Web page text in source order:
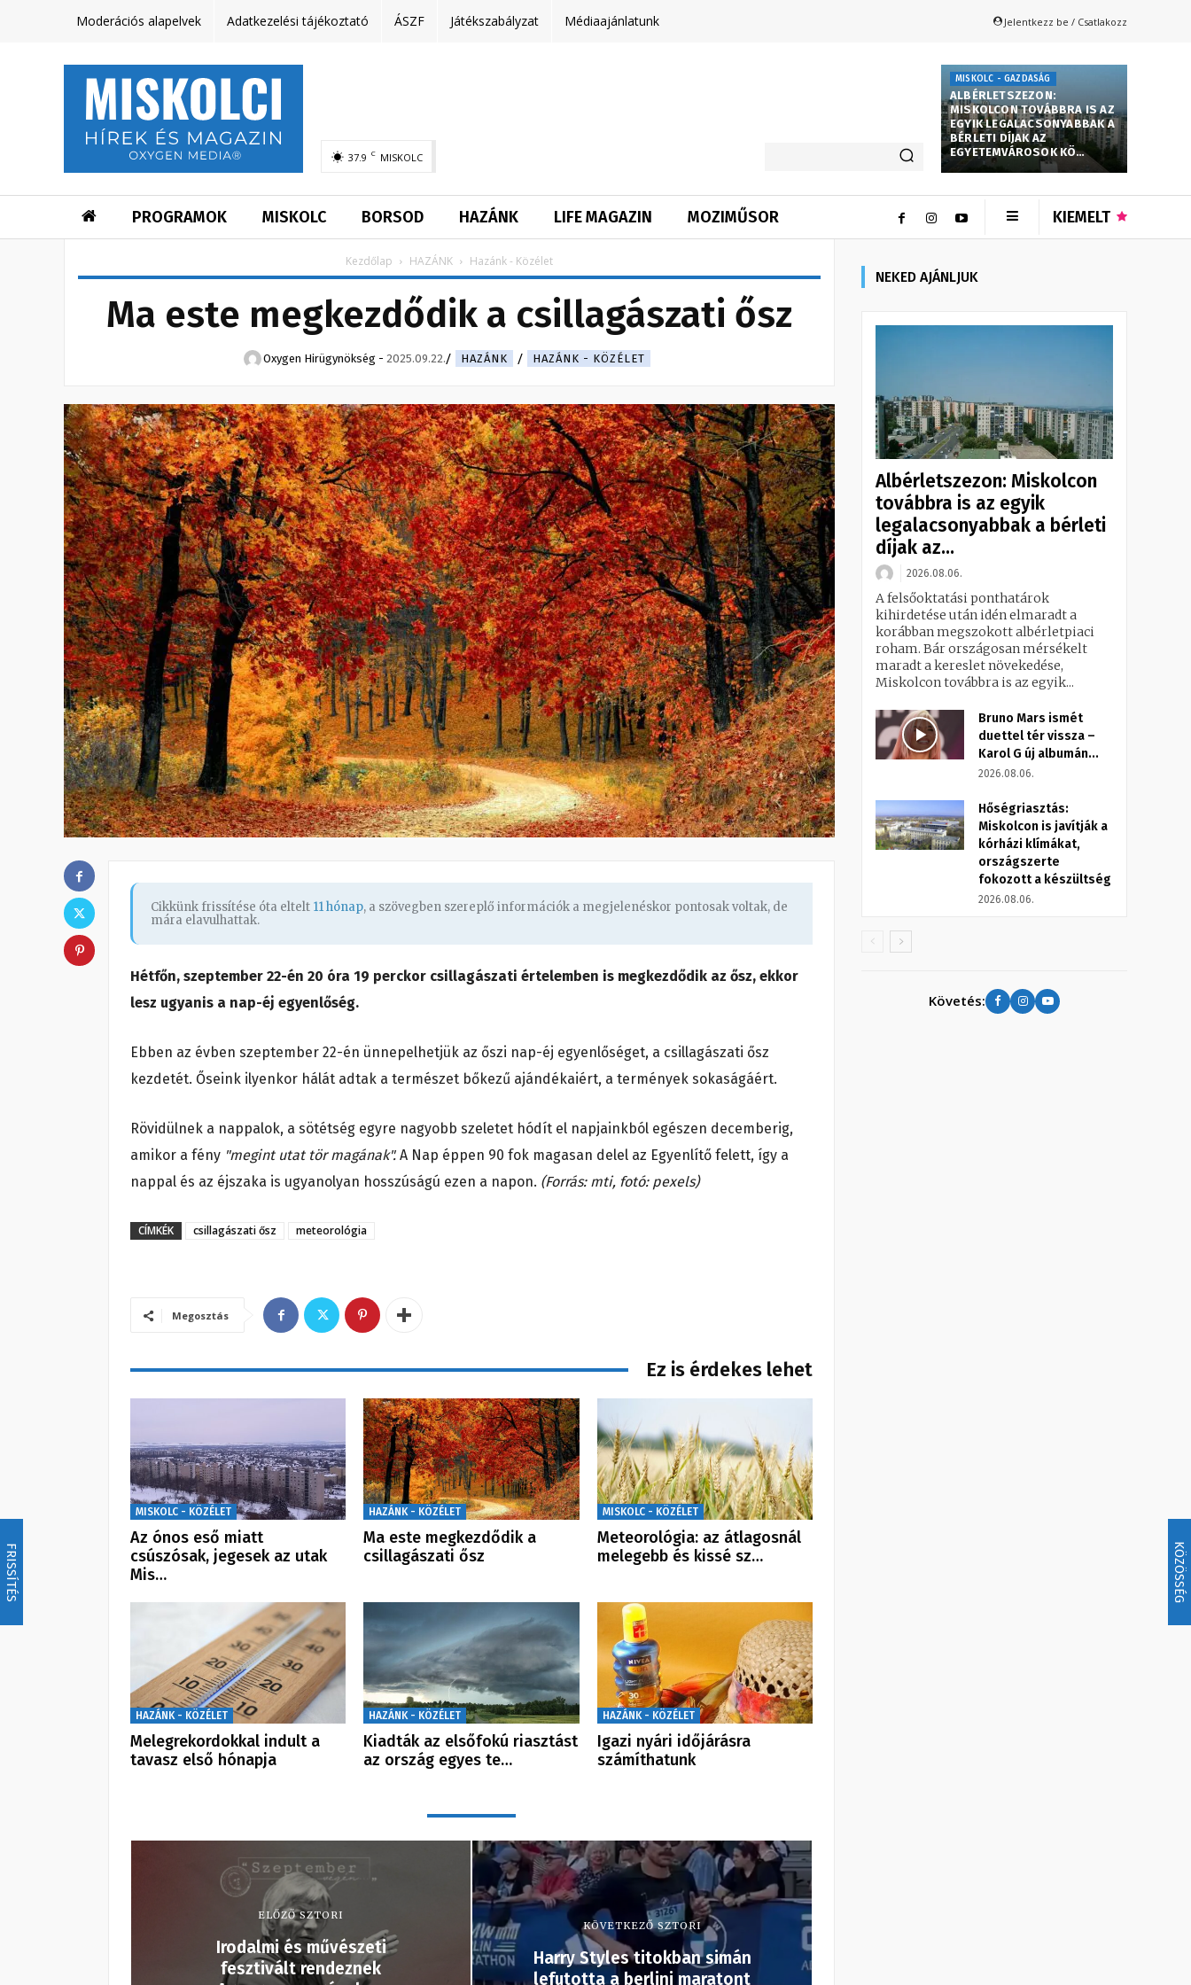
FRISSÍTÉS KÖZÖSSÉG
Moderációs alapelvek Adatkezelési tájékoztató ÁSZF Játékszabályzat Médiaajánlatunk Jelentkezz be / Csatlakozz
37.9 C MISKOLC
MISKOLC - GAZDASÁG
ALBÉRLETSZEZON:
MISKOLCON TOVÁBBRA IS AZ
EGYIK LEGALACSONYABBAK A
BÉRLETI DÍJAK AZ
EGYETEMVÁROSOK KÖ…
PROGRAMOK MISKOLC BORSOD HAZÁNK LIFE MAGAZIN MOZIMŰSOR KIEMELT
Kezdőlap HAZÁNK Hazánk - Közélet
Ma este megkezdődik a csillagászati ősz
Oxygen Hirügynökség - 2025.09.22. HAZÁNK HAZÁNK - KÖZÉLET
Cikkünk frissítése óta eltelt 11 hónap, a szövegben szereplő információk a megjelenéskor pontosak voltak, de
mára elavulhattak.
Hétfőn, szeptember 22-én 20 óra 19 perckor csillagászati értelemben is megkezdődik az ősz, ekkor
lesz ugyanis a nap-éj egyenlőség.
Ebben az évben szeptember 22-én ünnepelhetjük az őszi nap-éj egyenlőséget, a csillagászati ősz
kezdetét. Őseink ilyenkor hálát adtak a természet bőkezű ajándékaiért, a termények sokaságáért.
Rövidülnek a nappalok, a sötétség egyre nagyobb szeletet hódít el napjainkból egészen decemberig,
amikor a fény "megint utat tör magának". A Nap éppen 90 fok magasan delel az Egyenlítő felett, így a
nappal és az éjszaka is ugyanolyan hosszúságú ezen a napon. (Forrás: mti, fotó: pexels)
CÍMKÉK csillagászati ősz meteorológia
Megosztás
Ez is érdekes lehet
MISKOLC - KÖZÉLET
Az ónos eső miatt
csúszósak, jegesek az utak
Mis…
HAZÁNK - KÖZÉLET
Ma este megkezdődik a
csillagászati ősz
MISKOLC - KÖZÉLET
Meteorológia: az átlagosnál
melegebb és kissé sz…
HAZÁNK - KÖZÉLET
Melegrekordokkal indult a
tavasz első hónapja
HAZÁNK - KÖZÉLET
Kiadták az elsőfokú riasztást
az ország egyes te…
HAZÁNK - KÖZÉLET
Igazi nyári időjárásra
számíthatunk
ELŐZŐ SZTORI
Irodalmi és művészeti
fesztivált rendeznek
KÖVETKEZŐ SZTORI
Harry Styles titokban simán
lefutotta a berlini maratont
NEKED AJÁNLJUK
Albérletszezon: Miskolcon
továbbra is az egyik
legalacsonyabbak a bérleti
díjak az...
2026.08.06.
A felsőoktatási ponthatárok
kihirdetése után idén elmaradt a
korábban megszokott albérletpiaci
roham. Bár országosan mérsékelt
maradt a kereslet növekedése,
Miskolcon továbbra is az egyik...
Bruno Mars ismét
duettel tér vissza –
Karol G új albumán...
2026.08.06.
Hőségriasztás:
Miskolcon is javítják a
kórházi klímákat,
országszerte
fokozott a készültség
2026.08.06.
Követés: